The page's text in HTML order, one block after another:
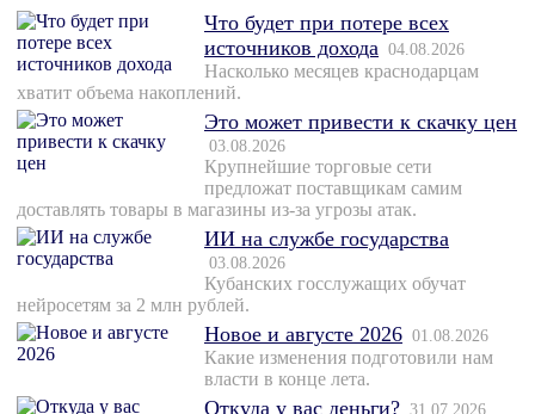
Что будет при потере всех
источников дохода 04.08.2026
Насколько месяцев краснодарцам
хватит объема накоплений.
Это может привести к скачку цен
03.08.2026
Крупнейшие торговые сети
предложат поставщикам самим
доставлять товары в магазины из-за угрозы атак.
ИИ на службе государства
03.08.2026
Кубанских госслужащих обучат
нейросетям за 2 млн рублей.
Новое и августе 2026 01.08.2026
Какие изменения подготовили нам
власти в конце лета.
Откуда у вас деньги? 31.07.2026